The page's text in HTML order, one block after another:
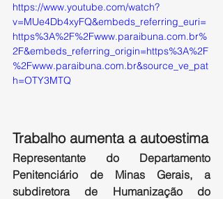
https://www.youtube.com/watch?
v=MUe4Db4xyFQ&embeds_referring_euri=
https%3A%2F%2Fwww.paraibuna.com.br%
2F&embeds_referring_origin=https%3A%2F
%2Fwww.paraibuna.com.br&source_ve_pat
h=OTY3MTQ
Trabalho aumenta a autoestima
Representante do Departamento
Penitenciário de Minas Gerais, a
subdiretora de Humanização do